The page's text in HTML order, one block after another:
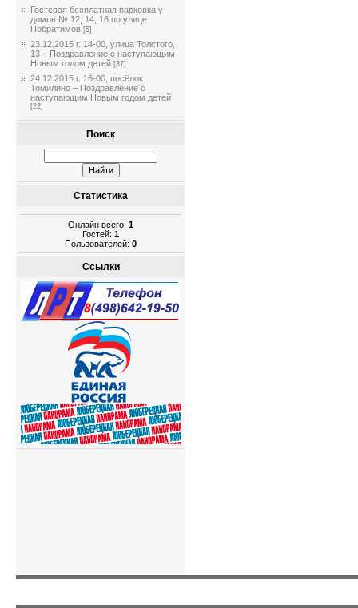
Гостевая бесплатная парковка у
домов № 12, 14, 16 по улице
Побратимов [5]
23.12.2015 г. 14-00, улица Толстого,
13 – Поздравление с наступающим
Новым годом детей [37]
24.12.2015 г. 16-00, посёлок
Томилино – Поздравление с
наступающим Новым годом детей
[22]
Поиск
Статистика
Онлайн всего: 1
Гостей: 1
Пользователей: 0
Ссылки